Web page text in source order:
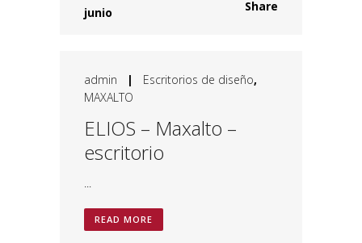
junio Share
admin | Escritorios de diseño,
MAXALTO
ELIOS – Maxalto –
escritorio
...
READ MORE